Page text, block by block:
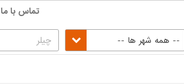
تماس با ما
-- همه شهر ها --